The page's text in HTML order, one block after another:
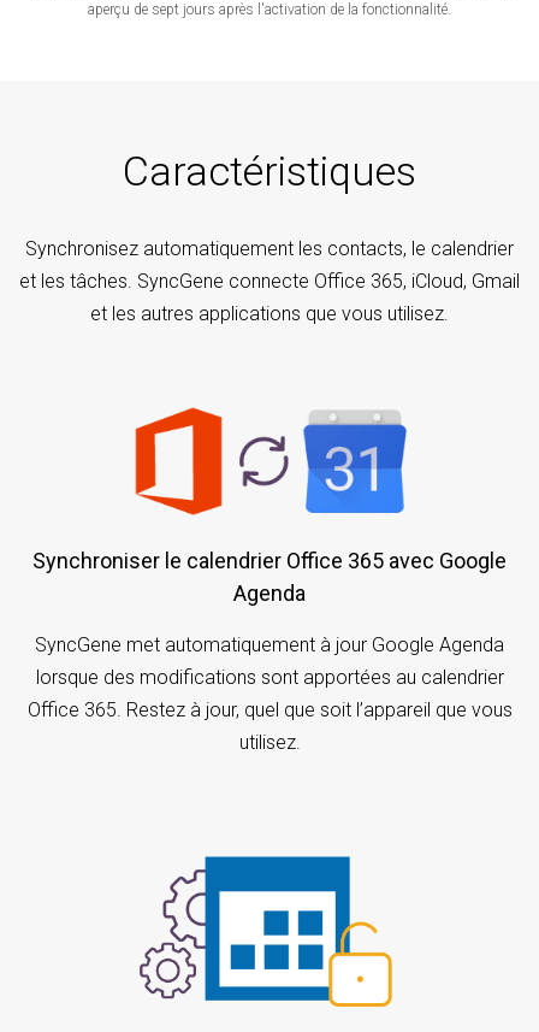
aperçu de sept jours après l'activation de la fonctionnalité.
Caractéristiques
Synchronisez automatiquement les contacts, le calendrier
et les tâches. SyncGene connecte Office 365, iCloud, Gmail
et les autres applications que vous utilisez.
Synchroniser le calendrier Office 365 avec Google
Agenda
SyncGene met automatiquement à jour Google Agenda
lorsque des modifications sont apportées au calendrier
Office 365. Restez à jour, quel que soit l’appareil que vous
utilisez.